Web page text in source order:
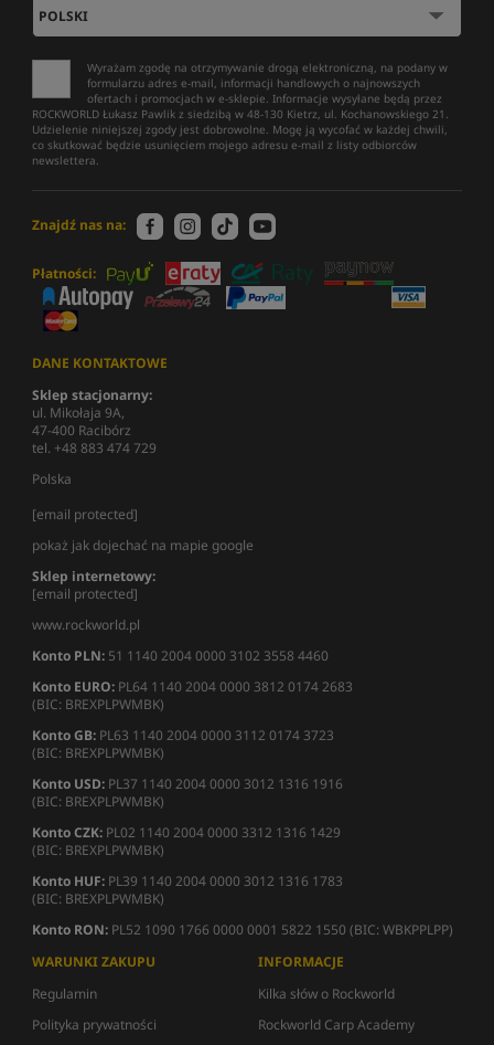
Wyrażam zgodę na otrzymywanie drogą elektroniczną, na podany w
formularzu adres e-mail, informacji handlowych o najnowszych
ofertach i promocjach w e-sklepie. Informacje wysyłane będą przez
ROCKWORLD Łukasz Pawlik z siedzibą w 48-130 Kietrz, ul. Kochanowskiego 21.
Udzielenie niniejszej zgody jest dobrowolne. Mogę ją wycofać w każdej chwili,
co skutkować będzie usunięciem mojego adresu e-mail z listy odbiorców
newslettera.
Znajdź nas na:
Płatności:
DANE KONTAKTOWE
Sklep stacjonarny:
ul. Mikołaja 9A,
47-400 Racibórz
tel. +48 883 474 729
Polska
[email protected]
pokaż jak dojechać na mapie google
Sklep internetowy:
[email protected]
www.rockworld.pl
Konto PLN: 51 1140 2004 0000 3102 3558 4460
Konto EURO: PL64 1140 2004 0000 3812 0174 2683
(BIC: BREXPLPWMBK)
Konto GB: PL63 1140 2004 0000 3112 0174 3723
(BIC: BREXPLPWMBK)
Konto USD: PL37 1140 2004 0000 3012 1316 1916
(BIC: BREXPLPWMBK)
Konto CZK: PL02 1140 2004 0000 3312 1316 1429
(BIC: BREXPLPWMBK)
Konto HUF: PL39 1140 2004 0000 3012 1316 1783
(BIC: BREXPLPWMBK)
Konto RON: PL52 1090 1766 0000 0001 5822 1550 (BIC: WBKPPLPP)
WARUNKI ZAKUPU
Regulamin
Polityka prywatności
INFORMACJE
Kilka słów o Rockworld
Rockworld Carp Academy